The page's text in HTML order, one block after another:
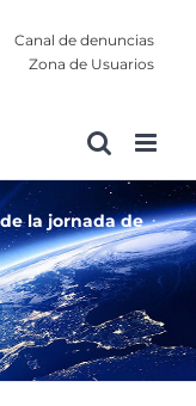
Canal de denuncias
Zona de Usuarios
la jornada de